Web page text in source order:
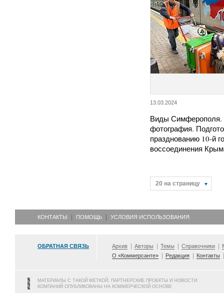
13.03.2024
Виды Симферополя.
фотография.
празднованию 10-й
воссоединения
20 на страницу
КОНТАКТЫ ПОМОЩЬ УСЛОВИЯ ИСПОЛЬЗОВАНИЯ
ОБРАТНАЯ СВЯЗЬ Архив Авторы Темы Справочники
О «Коммерсанте»
Редакция Контакты
МАТЕРИАЛЫ С ТАКОЙ МЕТКОЙ, ПАРТНЕРСКИЕ ПРОЕКТЫ И НОВОСТИ
КОМПАНИЙ ОПУБЛИКОВАНЫ НА КОММЕРЧЕСКОЙ ОСНОВЕ